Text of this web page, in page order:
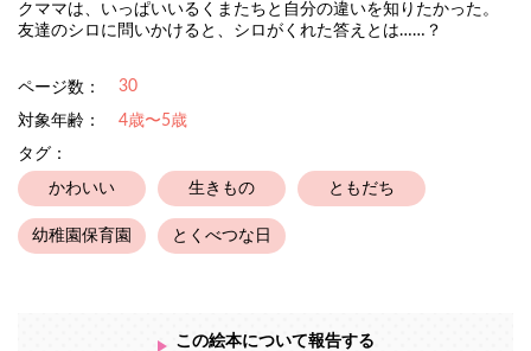
クママは、いっぱいいるくまたちと自分の違いを知りたかった。
友達のシロに問いかけると、シロがくれた答えとは……？
ページ数： 30
対象年齢：
4歳〜5歳
タグ：
かわいい 生きもの ともだち
幼稚園保育園 とくべつな日
この絵本について報告する